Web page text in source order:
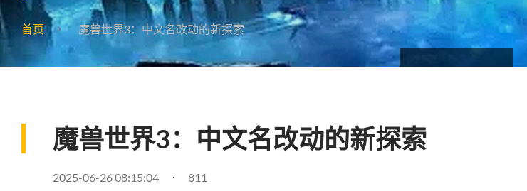
首页 魔兽世界3：中文名改动的新探索
魔兽世界3：中文名改动的新探索
2025-06-26 08:15:04 811